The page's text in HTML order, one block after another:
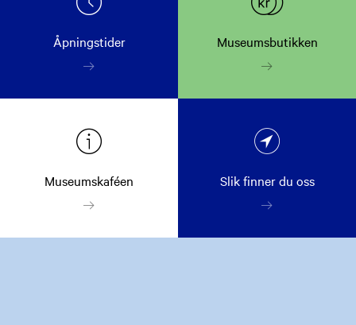
Åpningstider Museumsbutikken
Museumskaféen Slik finner du oss